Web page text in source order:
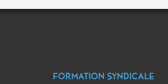
FORMATION SYNDICALE